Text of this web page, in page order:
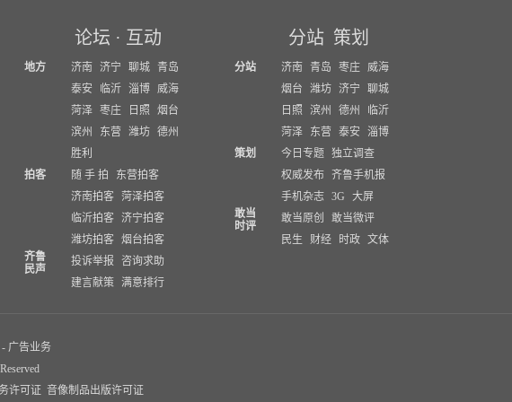
论坛 · 互动
地方 济南 济宁 聊城 青岛
泰安
临沂 淄博
威海
菏泽 枣庄 日照
烟台
滨州
东营 潍坊 德州
胜利
拍客
随 手 拍
东营拍客
济南拍客 菏泽拍客
临沂拍客 济宁拍客
潍坊拍客 烟台拍客
齐鲁
民声
投诉举报
咨询求助
建言献策 满意排行
分站 策划
分站 济南 青岛 枣庄
威海
烟台
潍坊 济宁
聊城
日照
滨州 德州
临沂
菏泽
东营 泰安
淄博
策划
今日专题 独立调查
权威发布 齐鲁手机报
手机杂志 3G
大屏
敢当
时评
敢当原创
敢当微评
民生
财经 时政 文体
- 广告业务
许可证 音像制品出版许可证